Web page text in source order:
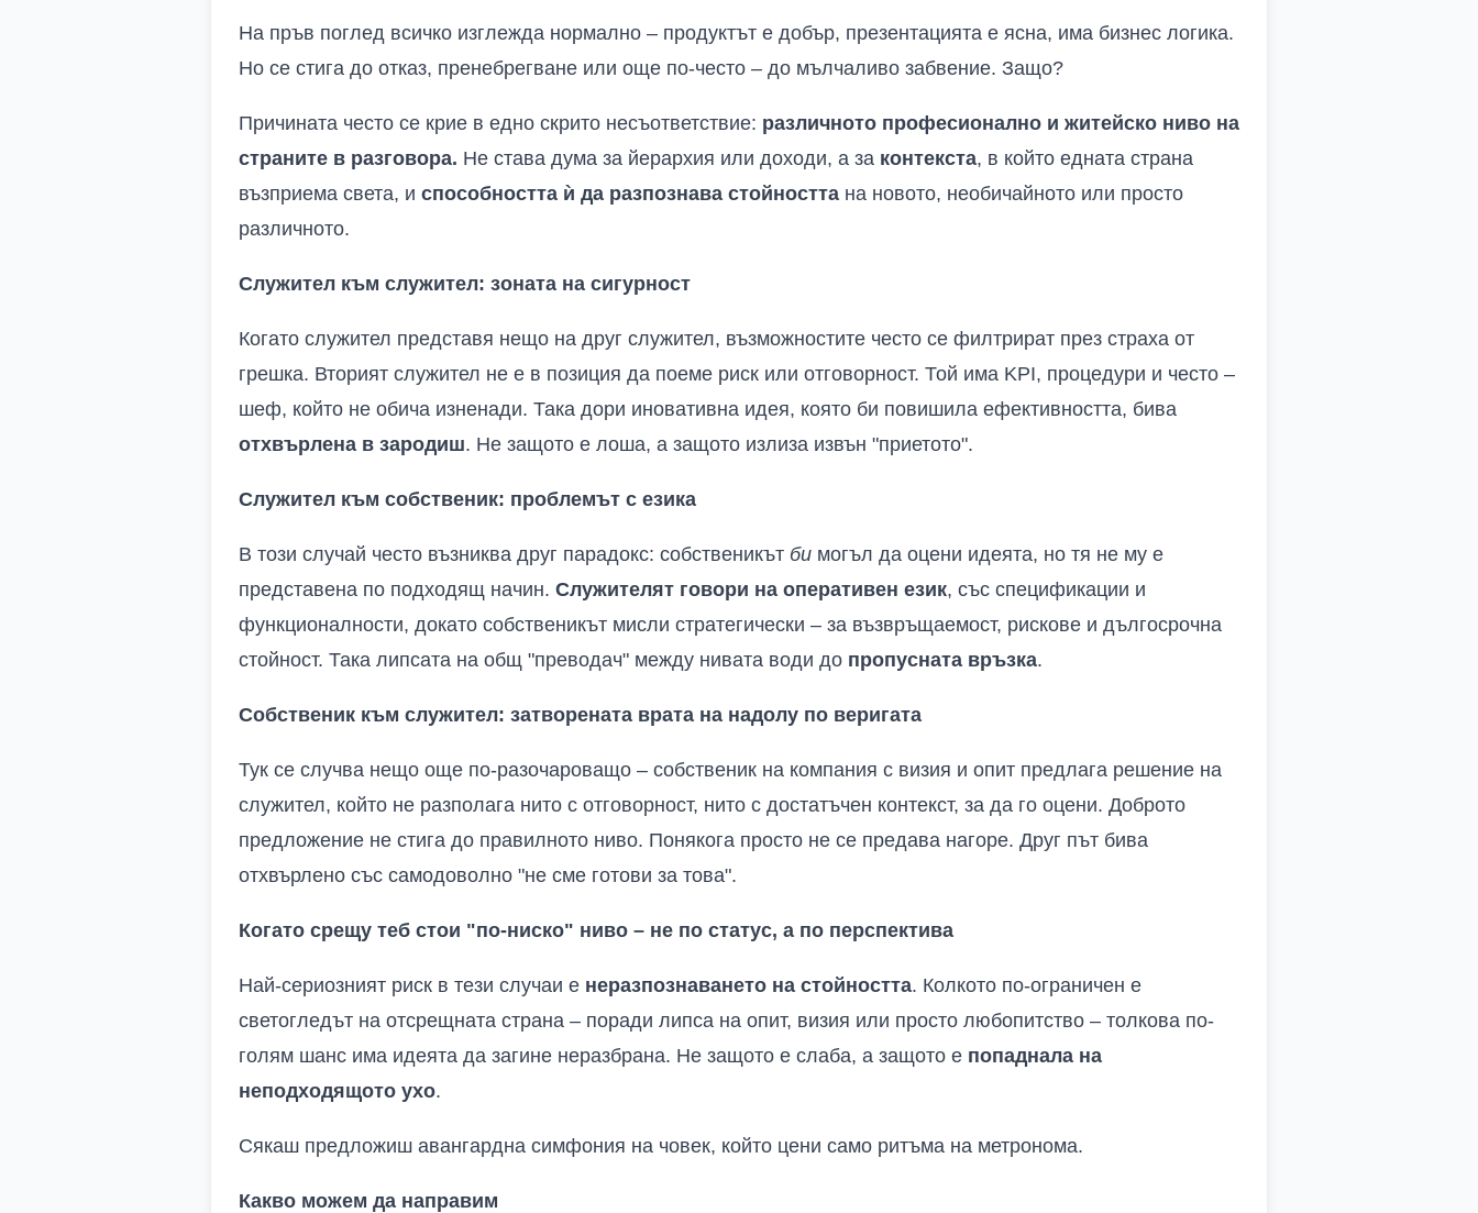
На пръв поглед всичко изглежда нормално – продуктът е добър, презентацията е ясна, има бизнес логика.
Но се стига до отказ, пренебрегване или още по-често – до мълчаливо забвение. Защо?
Причината често се крие в едно скрито несъответствие: различното професионално и житейско ниво на
страните в разговора. Не става дума за йерархия или доходи, а за контекста, в който едната страна
възприема света, и способността ѝ да разпознава стойността на новото, необичайното или просто
различното.
Служител към служител: зоната на сигурност
Когато служител представя нещо на друг служител, възможностите често се филтрират през страха от
грешка. Вторият служител не е в позиция да поеме риск или отговорност. Той има KPI, процедури и често –
шеф, който не обича изненади. Така дори иновативна идея, която би повишила ефективността, бива
отхвърлена в зародиш. Не защото е лоша, а защото излиза извън "приетото".
Служител към собственик: проблемът с езика
В този случай често възниква друг парадокс: собственикът би могъл да оцени идеята, но тя не му е
представена по подходящ начин. Служителят говори на оперативен език, със спецификации и
функционалности, докато собственикът мисли стратегически – за възвръщаемост, рискове и дългосрочна
стойност. Така липсата на общ "преводач" между нивата води до пропусната връзка.
Собственик към служител: затворената врата на надолу по веригата
Тук се случва нещо още по-разочароващо – собственик на компания с визия и опит предлага решение на
служител, който не разполага нито с отговорност, нито с достатъчен контекст, за да го оцени. Доброто
предложение не стига до правилното ниво. Понякога просто не се предава нагоре. Друг път бива
отхвърлено със самодоволно "не сме готови за това".
Когато срещу теб стои "по-ниско" ниво – не по статус, а по перспектива
Най-сериозният риск в тези случаи е неразпознаването на стойността. Колкото по-ограничен е
светогледът на отсрещната страна – поради липса на опит, визия или просто любопитство – толкова по-
голям шанс има идеята да загине неразбрана. Не защото е слаба, а защото е попаднала на
неподходящото ухо.
Сякаш предложиш авангардна симфония на човек, който цени само ритъма на метронома.
Какво можем да направим